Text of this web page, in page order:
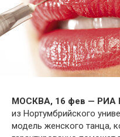
МОСКВА, 16 фев — РИА
из Нортумбрийского
модель женского танца,